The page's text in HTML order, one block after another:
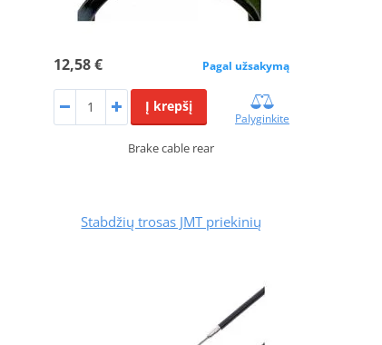
12,58 € Pagal užsakymą
Į krepšį
Palyginkite
Brake cable rear
Stabdžių trosas JMT priekinių